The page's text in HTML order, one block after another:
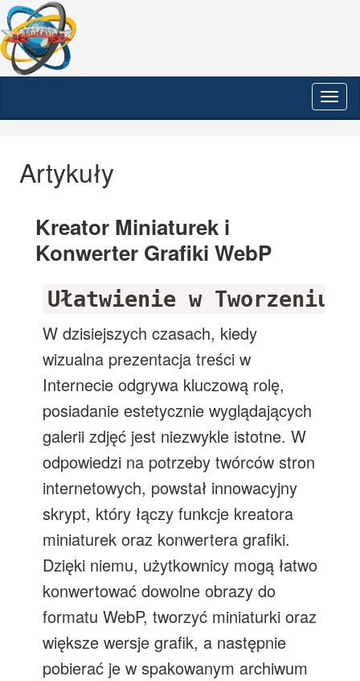
Artykuły
Kreator Miniaturek i
Konwerter Grafiki WebP
Ułatwienie w Tworzeniu
W dzisiejszych czasach, kiedy
wizualna prezentacja treści w
Internecie odgrywa kluczową rolę,
posiadanie estetycznie wyglądających
galerii zdjęć jest niezwykle istotne. W
odpowiedzi na potrzeby twórców stron
internetowych, powstał innowacyjny
skrypt, który łączy funkcje kreatora
miniaturek oraz konwertera grafiki.
Dzięki niemu, użytkownicy mogą łatwo
konwertować dowolne obrazy do
formatu WebP, tworzyć miniaturki oraz
większe wersje grafik, a następnie
pobierać je w spakowanym archiwum